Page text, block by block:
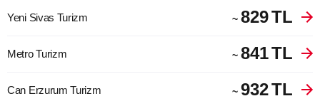
Yeni Sivas Turizm ~ 829TL
Metro Turizm ~ 841TL
Can Erzurum Turizm ~ 932TL